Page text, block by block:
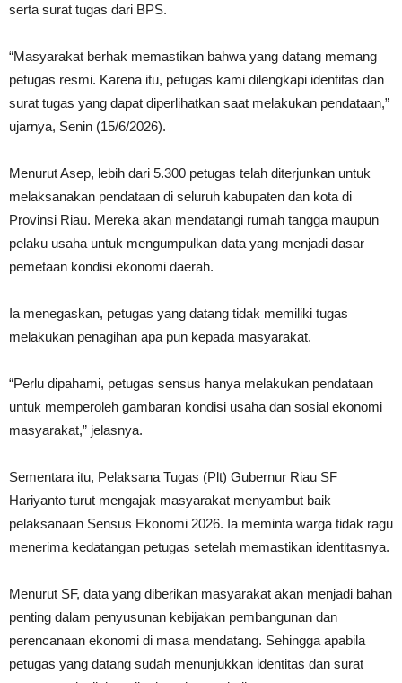
serta surat tugas dari BPS.
“Masyarakat berhak memastikan bahwa yang datang memang
petugas resmi. Karena itu, petugas kami dilengkapi identitas dan
surat tugas yang dapat diperlihatkan saat melakukan pendataan,”
ujarnya, Senin (15/6/2026).
Menurut Asep, lebih dari 5.300 petugas telah diterjunkan untuk
melaksanakan pendataan di seluruh kabupaten dan kota di
Provinsi Riau. Mereka akan mendatangi rumah tangga maupun
pelaku usaha untuk mengumpulkan data yang menjadi dasar
pemetaan kondisi ekonomi daerah.
Ia menegaskan, petugas yang datang tidak memiliki tugas
melakukan penagihan apa pun kepada masyarakat.
“Perlu dipahami, petugas sensus hanya melakukan pendataan
untuk memperoleh gambaran kondisi usaha dan sosial ekonomi
masyarakat,” jelasnya.
Sementara itu, Pelaksana Tugas (Plt) Gubernur Riau SF
Hariyanto turut mengajak masyarakat menyambut baik
pelaksanaan Sensus Ekonomi 2026. Ia meminta warga tidak ragu
menerima kedatangan petugas setelah memastikan identitasnya.
Menurut SF, data yang diberikan masyarakat akan menjadi bahan
penting dalam penyusunan kebijakan pembangunan dan
perencanaan ekonomi di masa mendatang. Sehingga apabila
petugas yang datang sudah menunjukkan identitas dan surat